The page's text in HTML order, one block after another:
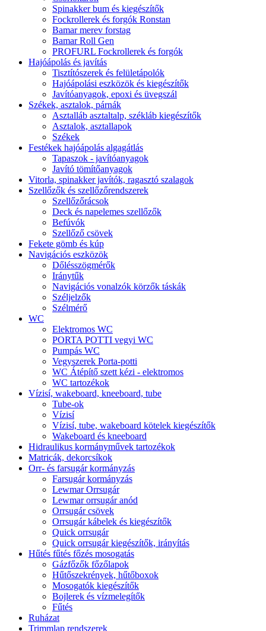
Spinakker bum és kiegészítők
Fockrollerek és forgók Ronstan
Bamar merev forstag
Bamar Roll Gen
PROFURL Fockrollerek és forgók
Hajóápolás és javítás
Tisztítószerek és felületápolók
Hajóápolási eszközök és kiegészítők
Javítóanyagok, epoxi és üvegszál
Székek, asztalok, párnák
Asztalláb asztaltalp, székláb kiegészítők
Asztalok, asztallapok
Székek
Festékek hajóápolás algagátlás
Tapaszok - javítóanyagok
Javító tömítőanyagok
Vitorla, spinakker javítók, ragasztó szalagok
Szellőzők és szellőzőrendszerek
Szellőzőrácsok
Deck és napelemes szellőzők
Befúvók
Szellőző csövek
Fekete gömb és kúp
Navigációs eszközök
Dőlésszögmérők
Iránytűk
Navigációs vonalzók körzők táskák
Széljelzők
Szélmérő
WC
Elektromos WC
PORTA POTTI vegyi WC
Pumpás WC
Vegyszerek Porta-potti
WC Átépítő szett kézi - elektromos
WC tartozékok
Vízisí, wakeboard, kneeboard, tube
Tube-ok
Vízisí
Vízisí, tube, wakeboard kötelek kiegészítők
Wakeboard és kneeboard
Hidraulikus kormányművek tartozékok
Matricák, dekorcsíkok
Orr- és farsugár kormányzás
Farsugár kormányzás
Lewmar Orrsugár
Lewmar orrsugár anód
Orrsugár csövek
Orrsugár kábelek és kiegészítők
Quick orrsugár
Quick orrsugár kiegészítők, irányítás
Hűtés fűtés főzés mosogatás
Gázfőzők főzőlapok
Hűtőszekrények, hűtőboxok
Mosogatók kiegészítők
Bojlerek és vízmelegítők
Fűtés
Ruházat
Trimmlap rendszerek